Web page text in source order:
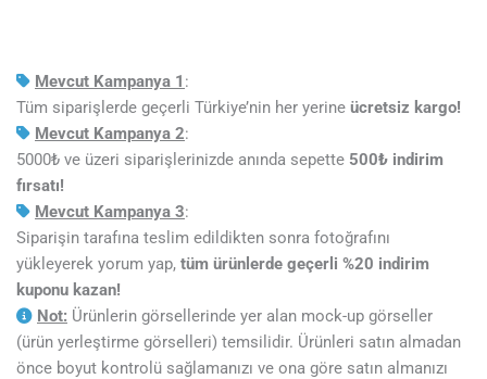
Mevcut Kampanya 1 :
Tüm siparişlerde geçerli Türkiye’nin her yerine ücretsiz kargo!
Mevcut Kampanya 2:
5000₺ ve üzeri siparişlerinizde anında sepette 500₺ indirim
fırsatı!
Mevcut Kampanya 3:
Siparişin tarafına teslim edildikten sonra fotoğrafını
yükleyerek yorum yap, tüm ürünlerde geçerli %20 indirim
kuponu kazan!
Not: Ürünlerin görsellerinde yer alan mock-up görseller
(ürün yerleştirme görselleri) temsilidir. Ürünleri satın almadan
önce boyut kontrolü sağlamanızı ve ona göre satın almanızı